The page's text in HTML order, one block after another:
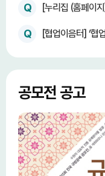
Q [누리집 (홈페이
Q [협업이음터] ‘협
공모전 공고